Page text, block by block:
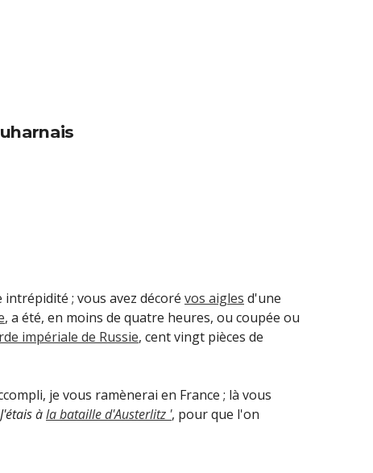
; vous avez décoré vos aigles d'une
, a été, en moins de quatre heures, ou coupée ou
impériale de Russie, cent vingt pièces de
je vous ramènerai en France ; là vous
àla bataille d'Austerlitz ', pour que l'on